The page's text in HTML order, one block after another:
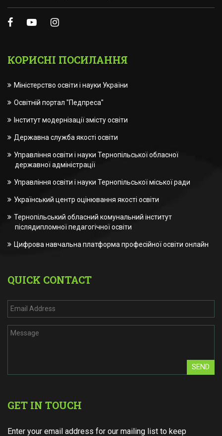
КОРИСНІ ПОСИЛАННЯ
Міністерство освіти і науки України
Освітній портал "Педпреса"
Інститут модернізації змісту освіти
Державна служба якості освіти
Управління освіти і науки Тернопільської обласної
державної адміністрації
Управління освіти і науки Тернопільської міської ради
Український центр оцінювання якості освіти
Тернопільський обласний комунальний інститут
післядипломної педагогічної освіти
Цифрова навчальна платформа професійної освіти онлайн
QUICK CONTACT
SEND
GET IN TOUCH
Enter your email address for our mailing list to keep